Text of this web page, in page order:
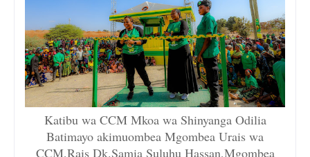
Katibu wa CCM Mkoa wa Shinyanga Odilia
Batimayo akimuombea Mgombea Urais wa
CCM,Rais Dk.Samia Suluhu Hassan,Mgombea